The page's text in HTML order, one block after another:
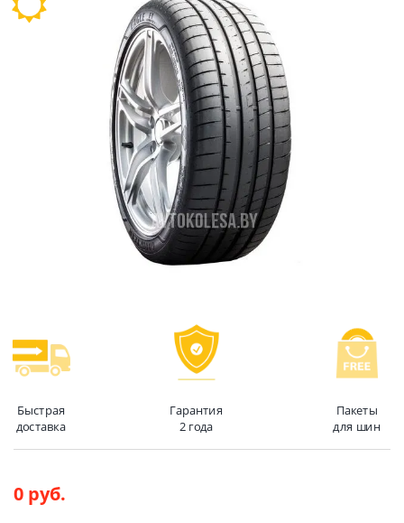
Быстрая
доставка
Гарантия
2 года
Пакеты
для шин
0 руб.